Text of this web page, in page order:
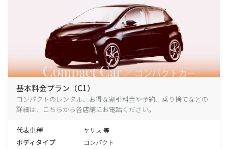
基本料金プラン（C1）
コンパクトのレンタル、お得な割引料金や予約、乗り捨てなどの
詳細は、こちらから各店舗にお電話ください。
代表車種 ヤリス 等
ボディタイプ コンパクト